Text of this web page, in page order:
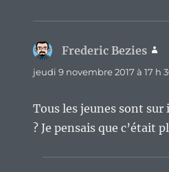
Frederic Bezies
jeudi 9 novembre 2017 à 17 h
Tous les jeunes sont
? Je pensais que c’était